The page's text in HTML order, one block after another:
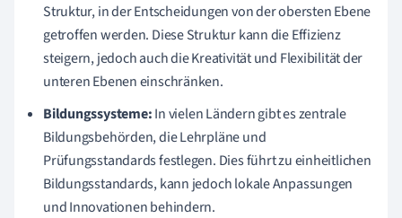
Struktur, in der Entscheidungen von der obersten Ebene
getroffen werden. Diese Struktur kann die Effizienz
steigern, jedoch auch die Kreativität und Flexibilität der
unteren Ebenen einschränken.
Bildungssysteme:In vielen Ländern gibt es zentrale
Bildungsbehörden, die Lehrpläne und
Prüfungsstandards festlegen. Dies führt zu einheitlichen
Bildungsstandards, kann jedoch lokale Anpassungen
und Innovationen behindern.